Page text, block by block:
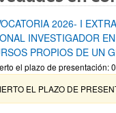
2026- I
INVESTIGADOR
PROPIOS DE UN
el plazo de presentación:
EL PLAZO DE